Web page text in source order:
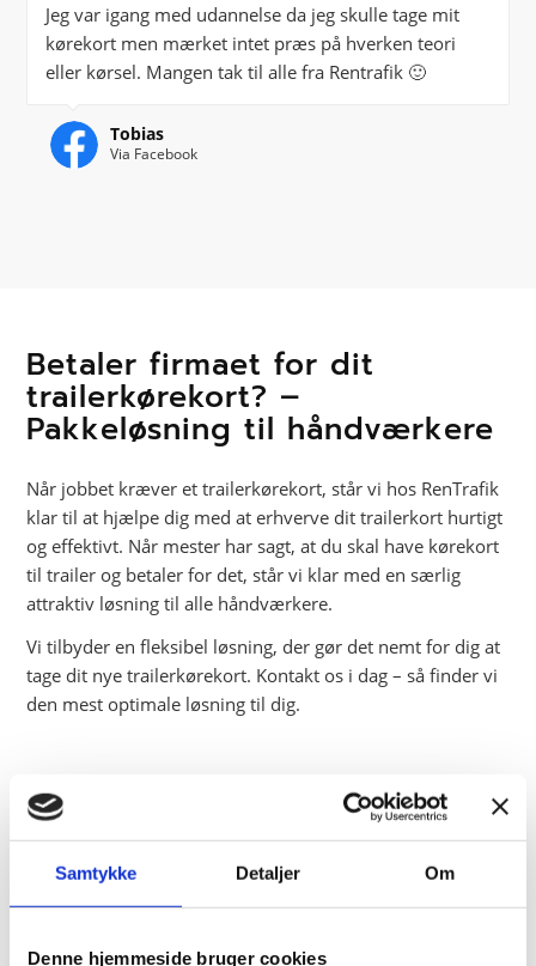
Samtykke Detaljer Om
Denne hjemmeside bruger cookies
Jeg var igang med udannelse da jeg skulle tage mit
kørekort men mærket intet præs på hverken teori
eller kørsel. Mangen tak til alle fra Rentrafik 🙂
Tobias
Via Facebook
Betaler firmaet for dit
trailerkørekort? –
Pakkeløsning til håndværkere
Når jobbet kræver et trailerkørekort, står vi hos RenTrafik
klar til at hjælpe dig med at erhverve dit trailerkort hurtigt
og effektivt. Når mester har sagt, at du skal have kørekort
til trailer og betaler for det, står vi klar med en særlig
attraktiv løsning til alle håndværkere.
Vi tilbyder en fleksibel løsning, der gør det nemt for dig at
tage dit nye trailerkørekort. Kontakt os i dag – så finder vi
den mest optimale løsning til dig.
5 grunde til at vælge
RenTrafik:
Høj kvalitet & skarpe priser
Vi har ét af landets højeste uddannelsesniveauer